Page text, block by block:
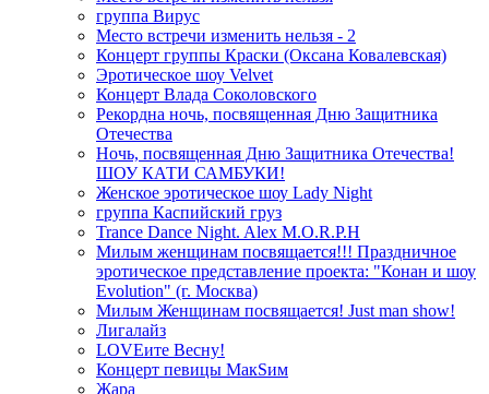
группа Вирус
Место встречи изменить нельзя - 2
Концерт группы Краски (Оксана Ковалевская)
Эротическое шоу Velvet
Концерт Влада Соколовского
Рекордна ночь, посвященная Дню Защитника
Отечества
Ночь, посвященная Дню Защитника Отечества!
ШОУ КАТИ САМБУКИ!
Женское эротическое шоу Lady Night
группа Каспийский груз
Trance Dance Night. Alex M.O.R.P.H
Милым женщинам посвящается!!! Праздничное
эротическое представление проекта: "Конан и шоу
Evolution" (г. Москва)
Милым Женщинам посвящается! Just man show!
Лигалайз
LOVEите Весну!
Концерт певицы МакSим
Жара